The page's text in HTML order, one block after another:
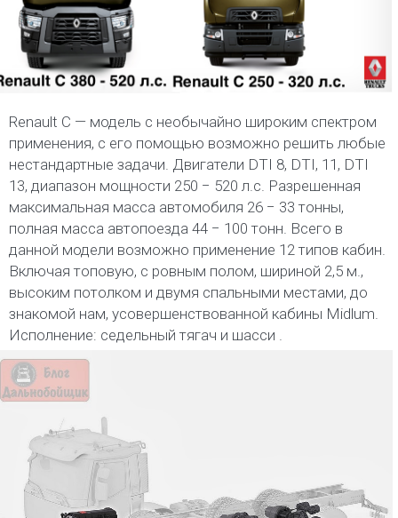
Renault C — модель с необычайно широким спектром
применения, с его помощью возможно решить любые
нестандартные задачи. Двигатели DTI 8, DTI, 11, DTI
13, диапазон мощности 250 − 520 л.с. Разрешенная
максимальная масса автомобиля 26 − 33 тонны,
полная масса автопоезда 44 − 100 тонн. Всего в
данной модели возможно применение 12 типов кабин.
Включая топовую, с ровным полом, шириной 2,5 м.,
высоким потолком и двумя спальными местами, до
знакомой нам, усовершенствованной кабины Midlum.
Исполнение: седельный тягач и шасси .